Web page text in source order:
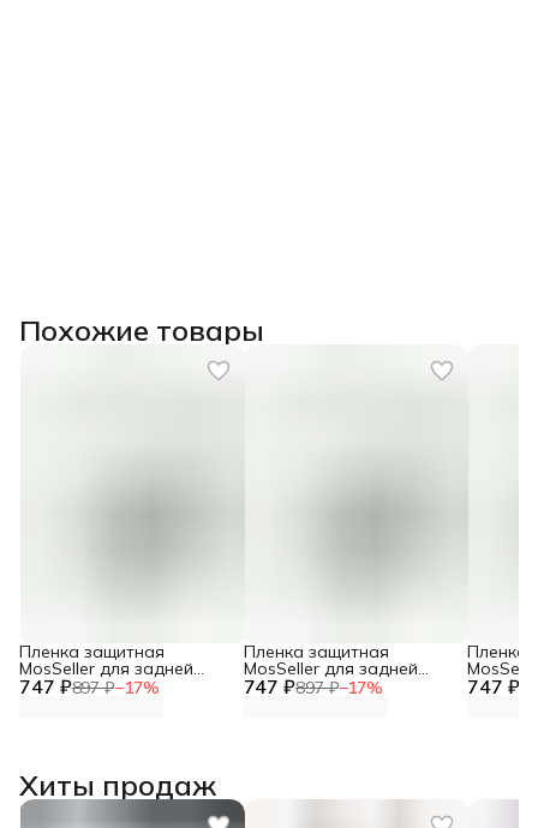
Похожие товары
747 ₽897 ₽−17%
Пленка защитная
MosSeller для задней
панели для OnePlus Nord 747 ₽897 ₽−17%
Пленка защитная
MosSeller для задней
панели для OnePlus Nord 747 ₽
Пленка
панели
Хиты продаж